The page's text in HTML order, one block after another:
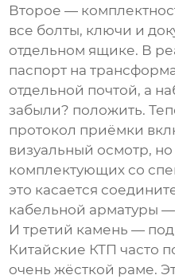
Второе —
все болты, ключи и
отдельном ящике. В
паспорт на
отдельной почтой, а
забыли? положить.
протокол приёмки
визуальный осмотр,
комплектующих со
это касается
кабельной арматуры —
И третий камень —
Китайские КТП часто
очень жёсткой раме.